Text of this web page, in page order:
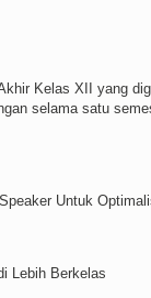
Kelas XII yang
selama satu
Untuk
Lebih Berkelas